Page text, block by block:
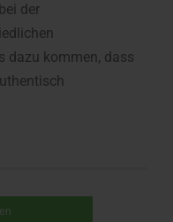
der
dazu kommen, dass